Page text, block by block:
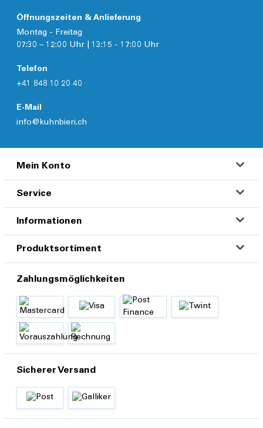
Öffnungszeiten & Anlieferung
Montag - Freitag
07:30 – 12:00 Uhr | 13:15 - 17:00 Uhr
Telefon
+41 848 10 20 40
E-Mail
info@kuhnbieri.ch
Mein Konto
Service
Informationen
Produktsortiment
Zahlungsmöglichkeiten
Sicherer Versand